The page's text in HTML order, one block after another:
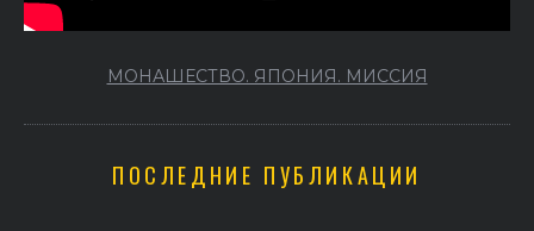
МОНАШЕСТВО. ЯПОНИЯ. МИССИЯ
ПОСЛЕДНИЕ ПУБЛИКАЦИИ